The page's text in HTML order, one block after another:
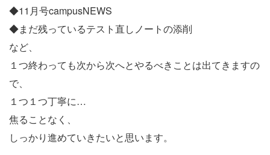
◆11月号campusNEWS
◆まだ残っているテスト直しノートの添削
など、
１つ終わっても次から次へとやるべきことは出てきますの
で、
１つ１つ丁寧に…
焦ることなく、
しっかり進めていきたいと思います。